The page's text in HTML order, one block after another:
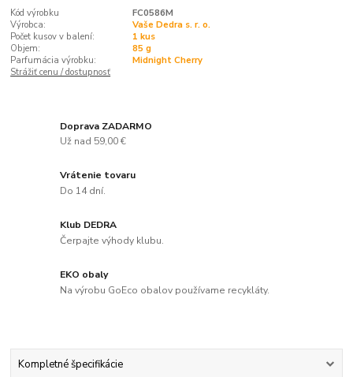
Kód výrobku
FC0586M
Výrobca:
Vaše Dedra s. r. o.
Počet kusov v balení:
1 kus
Objem:
85 g
Parfumácia výrobku:
Midnight Cherry
Strážiť cenu / dostupnosť
Doprava ZADARMO
Už nad 59,00 €
Vrátenie tovaru
Do 14 dní.
Klub DEDRA
Čerpajte výhody klubu.
EKO obaly
Na výrobu GoEco obalov používame recykláty.
Kompletné špecifikácie